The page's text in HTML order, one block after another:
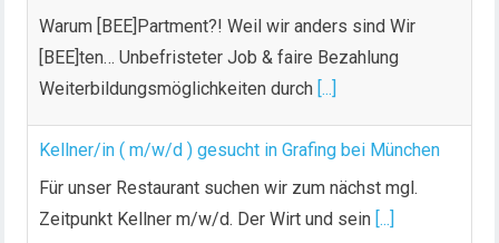
Warum [BEE]Partment?! Weil wir anders sind Wir
[BEE]ten… Unbefristeter Job & faire Bezahlung
Weiterbildungsmöglichkeiten durch [...]
Kellner/in ( m/w/d ) gesucht in Grafing bei München
Für unser Restaurant suchen wir zum nächst mgl.
Zeitpunkt Kellner m/w/d. Der Wirt und sein [...]